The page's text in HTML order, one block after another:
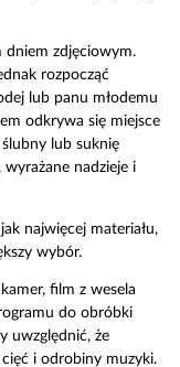
dniem zdjęciowym.
rozpocząć
lub panu młodemu
odkrywa się miejsce
lub suknię
nadzieje i
najwięcej materiału,
wybór.
film z wesela
do obróbki
uwzględnić, że
i odrobiny muzyki.